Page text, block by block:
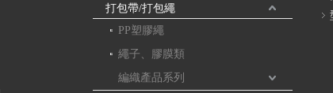
打包帶/打包繩
PP塑膠繩
繩子、膠膜類
編織產品系列